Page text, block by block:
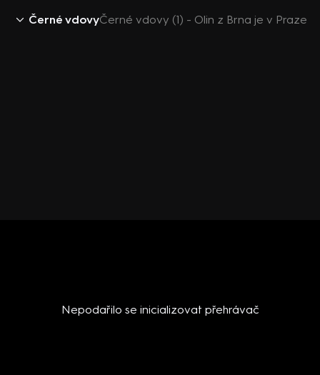
Černé vdovyČerné vdovy (1) - Olin z Brna je v Praze
Nepodařilo se inicializovat přehrávač